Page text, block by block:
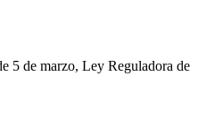
5 de marzo, Ley Reguladora de